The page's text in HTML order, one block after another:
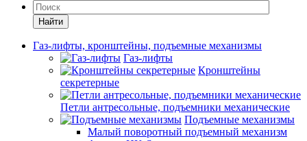
Найти
Газ-лифты, кронштейны, подъемные механизмы
Газ-лифты
Кронштейны
секретерные
Петли антресольные, подъемники механические
Подъемные механизмы
Малый поворотный подъемный механизм